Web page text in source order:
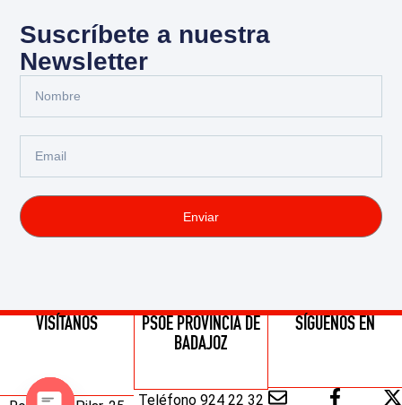
Suscríbete a nuestra
Newsletter
Enviar
VISÍTANOS
PSOE PROVINCIA DE
BADAJOZ
Teléfono 924 22 32
SÍGUENOS EN